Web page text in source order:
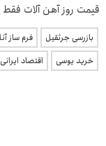
قیمت روز آهن آلات
بازرسی جرثقیل فرم ساز
خرید یوسی
اقتصاد ایرانی